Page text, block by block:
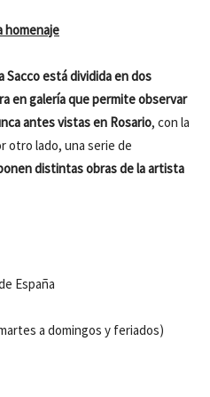
homenaje
Sacco está dividida en dos
en galería que permite observar
antes vistas en Rosario, con la
otro lado, una serie de
distintas obras de la artista
España
a domingos y feriados)